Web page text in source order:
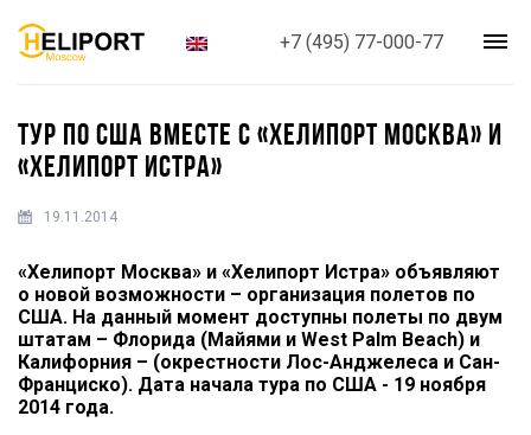
+7 (495) 77-000-77
ТУР ПО США ВМЕСТЕ С «ХЕЛИПОРТ МОСКВА» И
«ХЕЛИПОРТ ИСТРА»
19.11.2014
«Хелипорт Москва» и «Хелипорт Истра» объявляют
о новой возможности – организация полетов по
США. На данный момент доступны полеты по двум
штатам – Флорида (Майями и West Palm Beach) и
Калифорния – (окрестности Лос-Анджелеса и Сан-
Франциско). Дата начала тура по США - 19 ноября
2014 года.